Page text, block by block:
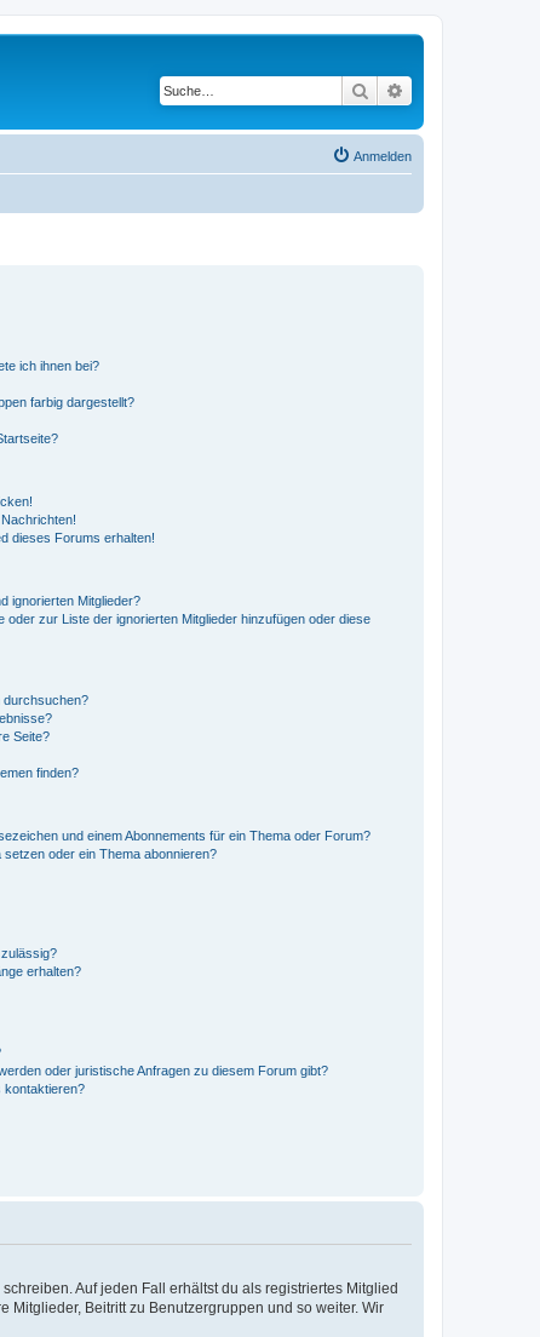
Suche
Anmelden
ich ihnen bei?
farbig dargestellt?
dieses Forums erhalten!
ignorierten Mitglieder?
oder zur Liste der ignorierten Mitglieder hinzufügen oder diese
durchsuchen?
Seite?
finden?
und einem Abonnements für ein Thema oder Forum?
oder ein Thema abonnieren?
erhalten?
oder juristische Anfragen zu diesem Forum gibt?
kontaktieren?
Auf jeden Fall erhältst du als registriertes Mitglied
Mitglieder, Beitritt zu Benutzergruppen und so weiter. Wir